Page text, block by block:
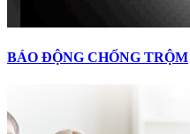
BÁO ĐỘNG CHỐNG TRỘM